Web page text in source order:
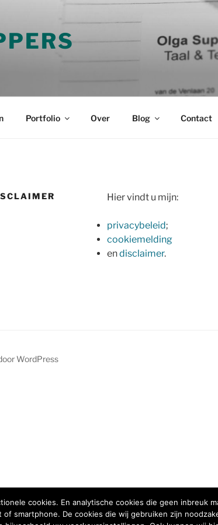
Portfolio Over Blog Contact
Hier vindt u mijn:
privacybeleid;
cookiemelding
endisclaimer.
WordPress
cookies. En analytische cookies die geen
smartphone. De cookies die wij gebruiken zijn